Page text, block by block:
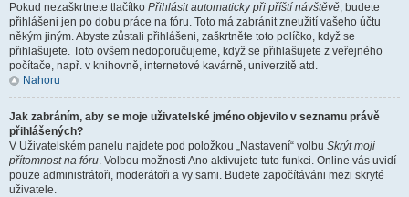
Pokud nezaškrtnete tlačítko Přihlásit automaticky při příští návštěvě, budete
přihlášeni jen po dobu práce na fóru. Toto má zabránit zneužití vašeho účtu
někým jiným. Abyste zůstali přihlášeni, zaškrtněte toto políčko, když se
přihlašujete. Toto ovšem nedoporučujeme, když se přihlašujete z veřejného
počítače, např. v knihovně, internetové kavárně, univerzitě atd.
Nahoru
Jak zabráním, aby se moje uživatelské jméno objevilo v seznamu právě
přihlášených?
V Uživatelském panelu najdete pod položkou „Nastavení“ volbu Skrýt moji
přítomnost na fóru. Volbou možnosti Ano aktivujete tuto funkci. Online vás uvidí
pouze administrátoři, moderátoři a vy sami. Budete započítáváni mezi skryté
uživatele.